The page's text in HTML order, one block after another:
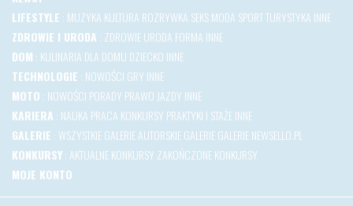
LIFESTYLE : MUZYKA KULTURA ROZRYWKA SEKSMODA SPORTTURYSTYKA INNE
ZDROWIE I URODA : ZDROWIEURODA FORMA INNE
DOM : KULINARIA DLA DOMU DZIECKO INNE
TECHNOLOGIE : NOWOŚCI GRY INNE
MOTO : NOWOŚCI PORADY PRAWO JAZDY INNE
KARIERA : NAUKA PRACA KONKURSY PRAKTYKI I STAŻEINNE
GALERIE : WSZYSTKIE GALERIEAUTORSKIE GALERIEGALERIE NEWSELLO.PL
KONKURSY: AKTUALNE KONKURSY ZAKOŃCZONE KONKURSY
MOJE KONTO